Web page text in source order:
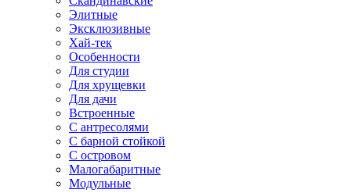
Элитные
Эксклюзивные
Хай-тек
Особенности
Для студии
Для хрущевки
Для дачи
Встроенные
С антресолями
С барной стойкой
С островом
Малогабаритные
Модульные